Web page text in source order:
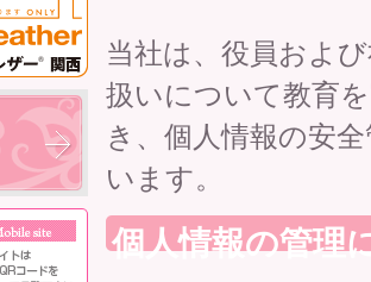
当社は、役員およ
扱いについて教育
き、個人情報の安
います。
個人情報の管理